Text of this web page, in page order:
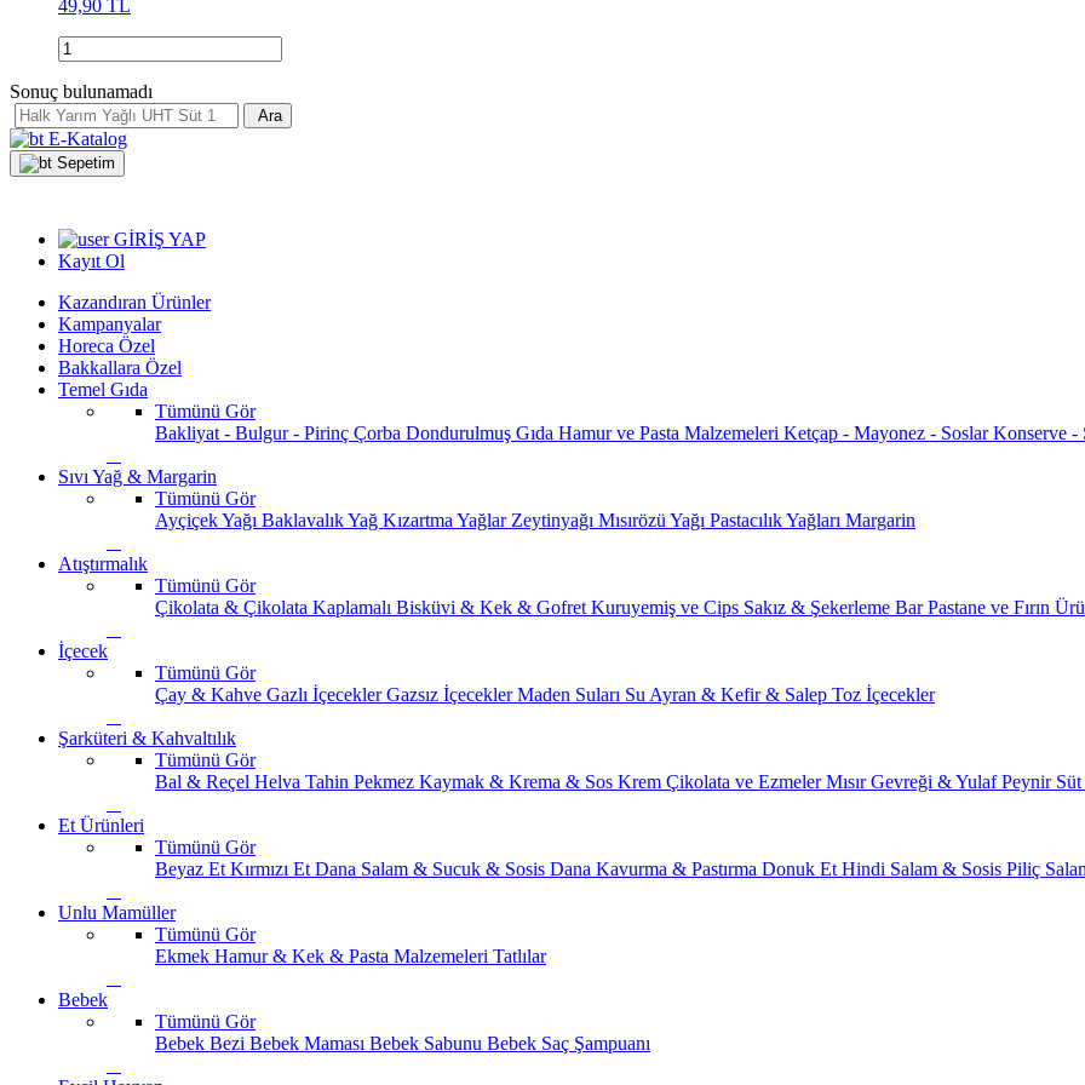
49,90 TL
Sonuç bulunamadı
Ara
E-Katalog
Sepetim
GİRİŞ YAP
Kayıt Ol
Kazandıran Ürünler
Kampanyalar
Horeca Özel
Bakkallara Özel
Temel Gıda
Tümünü Gör
Bakliyat - Bulgur - Pirinç Çorba Dondurulmuş Gıda Hamur ve Pasta Malzemeleri Ketçap - Mayonez - SoslarKonserve -
Sıvı Yağ & Margarin
Tümünü Gör
Ayçiçek Yağı Baklavalık Yağ Kızartma Yağlar Zeytinyağı Mısırözü Yağı Pastacılık Yağları Margarin
Atıştırmalık
Tümünü Gör
Çikolata & Çikolata Kaplamalı Bisküvi & Kek & Gofret Kuruyemiş ve Cips Sakız & Şekerleme BarPastane ve Fırın
İçecek
Tümünü Gör
Çay & Kahve Gazlı İçeceklerGazsız İçeceklerMaden Suları Su Ayran & Kefir & Salep Toz İçecekler
Şarküteri & Kahvaltılık
Tümünü Gör
Bal & Reçel Helva Tahin Pekmez Kaymak & Krema & Sos Krem Çikolata ve EzmelerMısır Gevreği & YulafPeynir
Et Ürünleri
Tümünü Gör
Beyaz Et Kırmızı Et Dana Salam & Sucuk & Sosis Dana Kavurma & Pastırma Donuk Et Hindi Salam & Sosis Piliç
Unlu Mamüller
Tümünü Gör
Ekmek Hamur & Kek & Pasta Malzemeleri Tatlılar
Bebek
Tümünü Gör
Bebek Bezi Bebek Maması Bebek Sabunu Bebek Saç Şampuanı